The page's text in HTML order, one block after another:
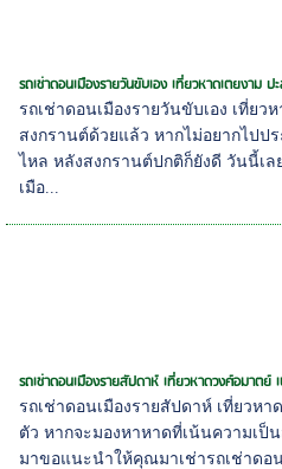
รถเช่าดอนเมืองรายวันขับเอง เที่ยวหาดเตยงาม ปะ
รถเช่าดอนเมืองรายวันขับเอง เที่ยว
สงกรานต์ด้วยแล้ว หากไม่อยากไปป
ไหล หลังสงกรานต์ปกติก็ยังดี วันนี้เ
เมือ...
รถเช่าดอนเมืองรายสัปดาห์ เที่ยวหาดวงศ์อมาตย์
รถเช่าดอนเมืองรายสัปดาห์ เที่ยวห
ตัว หากจะมองหาหาดที่เน้นความเป็
มาขอแนะนำให้คุณมาเช่ารถเช่าดอน